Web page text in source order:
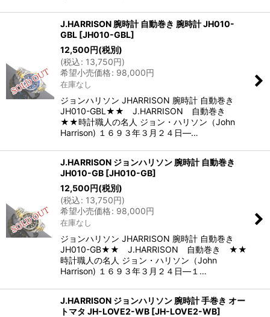
J.HARRISON 腕時計 自動巻き 腕時計 JH010-
GBL [JH010-GBL]
12,500円(税別)
(税込: 13,750円)
希望小売価格: 98,000円
在庫なし
ジョンハリソン JHARRISON 腕時計 自動巻き
JH010-GBL★★ J.HARRISON 自動巻き
★★時計職人の名人 ジョン・ハリソン（John
Harrison) １６９３年３月２４日―…
J.HARRISON ジョンハリソン 腕時計 自動巻き
JH010-GB [JH010-GB]
12,500円(税別)
(税込: 13,750円)
希望小売価格: 98,000円
在庫なし
ジョンハリソン JHARRISON 腕時計 自動巻き
JH010-GB★★ J.HARRISON 自動巻き ★★
時計職人の名人 ジョン・ハリソン（John
Harrison) １６９３年３月２４日―１…
J.HARRISON ジョンハリソン 腕時計 手巻き オー
トマタ JH-LOVE2-WB [JH-LOVE2-WB]